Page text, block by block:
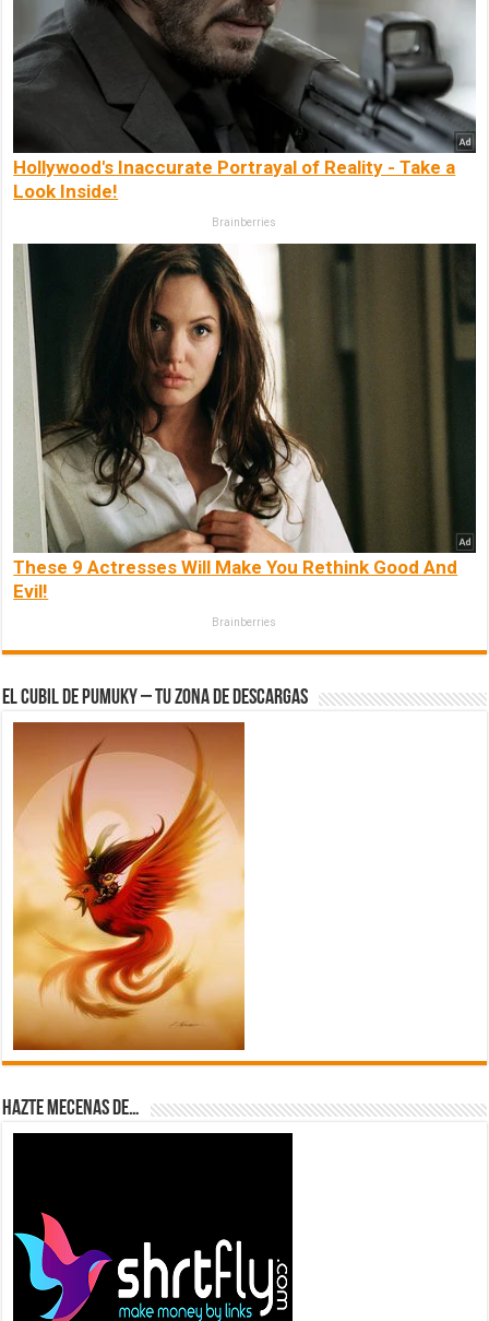
Hollywood's Inaccurate Portrayal of Reality - Take a
Look Inside!
Brainberries
These 9 Actresses Will Make You Rethink Good And
Evil!
Brainberries
El Cubil de Pumuky – Tu zona de Descargas
Hazte Mecenas de…